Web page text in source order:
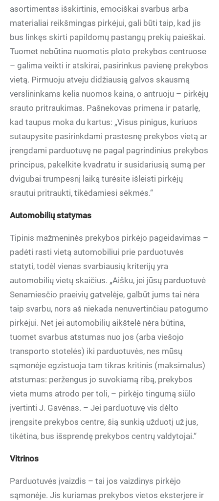
asortimentas išskirtinis, emociškai svarbus arba
materialiai reikšmingas pirkėjui, gali būti taip, kad jis
bus linkęs skirti papildomų pastangų prekių paieškai.
Tuomet nebūtina nuomotis ploto prekybos centruose
– galima veikti ir atskirai, pasirinkus pavienę prekybos
vietą. Pirmuoju atveju didžiausią galvos skausmą
verslininkams kelia nuomos kaina, o antruoju – pirkėjų
srauto pritraukimas. Pašnekovas primena ir patarlę,
kad taupus moka du kartus: „Visus pinigus, kuriuos
sutaupysite pasirinkdami prastesnę prekybos vietą ar
įrengdami parduotuvę ne pagal pagrindinius prekybos
principus, pakelkite kvadratu ir susidariusią sumą per
dvigubai trumpesnį laiką turėsite išleisti pirkėjų
srautui pritraukti, tikėdamiesi sėkmės.“
Automobilių statymas
Tipinis mažmeninės prekybos pirkėjo pageidavimas –
padėti rasti vietą automobiliui prie parduotuvės
statyti, todėl vienas svarbiausių kriterijų yra
automobilių vietų skaičius. „Aišku, jei jūsų parduotuvė
Senamiesčio praeivių gatvelėje, galbūt jums tai nėra
taip svarbu, nors aš niekada nenuvertinčiau patogumo
pirkėjui. Net jei automobilių aikštelė nėra būtina,
tuomet svarbus atstumas nuo jos (arba viešojo
transporto stotelės) iki parduotuvės, nes mūsų
sąmonėje egzistuoja tam tikras kritinis (maksimalus)
atstumas: peržengus jo suvokiamą ribą, prekybos
vieta mums atrodo per toli, – pirkėjo tingumą siūlo
įvertinti J. Gavėnas. – Jei parduotuvę vis dėlto
įrengsite prekybos centre, šią sunkią užduotį už jus,
tikėtina, bus išsprendę prekybos centrų valdytojai.“
Vitrinos
Parduotuvės įvaizdis – tai jos vaizdinys pirkėjo
sąmonėje. Jis kuriamas prekybos vietos eksterjere ir